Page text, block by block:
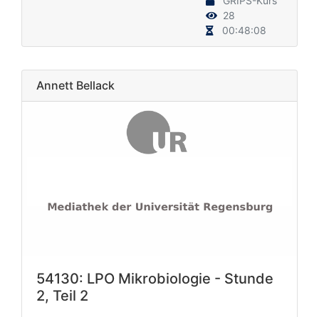
28
00:48:08
Annett Bellack
54130: LPO Mikrobiologie - Stunde
2, Teil 2